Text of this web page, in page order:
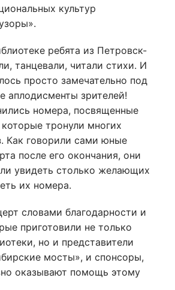
культур
ребята из Петровск-
танцевали, читали стихи. И
просто замечательно под
зрителей!
номера, посвященные
тронули многих
Как говорили сами юные
после его окончания, они
увидеть столько желающих
их номера.
словами благодарности и
приготовили не только
но и представители
мосты», и спонсоры,
оказывают помощь этому